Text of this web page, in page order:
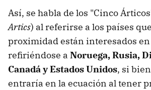
Así, se habla de los "Cinco
Artics) al referirse a los países
proximidad están interesados
refiriéndose a Noruega, Rusia,
Canadá y Estados Unidos, si
entraría en la ecuación al tener